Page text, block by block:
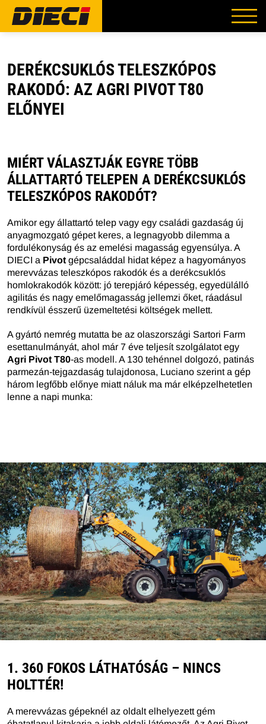
DERÉKCSUKLÓS TELESZKÓPOS
RAKODÓ: AZ AGRI PIVOT T80
ELŐNYEI
MIÉRT VÁLASZTJÁK EGYRE TÖBB
ÁLLATTARTÓ TELEPEN A DERÉKCSUKLÓS
TELESZKÓPOS RAKODÓT?
Amikor egy állattartó telep vagy egy családi gazdaság új
anyagmozgató gépet keres, a legnagyobb dilemma a
fordulékonyság és az emelési magasság egyensúlya. A
DIECI a Pivot gépcsaláddal hidat képez a hagyományos
merevvázas teleszkópos rakodók és a derékcsuklós
homlokrakodók között: jó terepjáró képesség, egyedülálló
agilitás és nagy emelőmagasság jellemzi őket, ráadásul
rendkívül ésszerű üzemeltetési költségek mellett.
A gyártó nemrég mutatta be az olaszországi Sartori Farm
esettanulmányát, ahol már 7 éve teljesít szolgálatot egy
Agri Pivot T80-as modell. A 130 tehénnel dolgozó, patinás
parmezán-tejgazdaság tulajdonosa, Luciano szerint a gép
három legfőbb előnye miatt náluk ma már elképzelhetetlen
lenne a napi munka:
1. 360 FOKOS LÁTHATÓSÁG – NINCS
HOLTTÉR!
A merevvázas gépeknél az oldalt elhelyezett gém